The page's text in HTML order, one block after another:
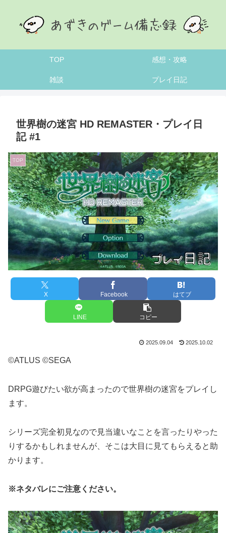
TOP 感想・攻略
雑談 プレイ日記
世界樹の迷宮 HD REMASTER・プレイ日
記 #1
TOP
X Facebook はてブ
LINE コピー
2025.09.04 2025.10.02
©ATLUS ©SEGA
DRPG遊びたい欲が高まったので世界樹の迷宮をプレイし
ます。
シリーズ完全初見なので見当違いなことを言ったりやった
りするかもしれませんが、そこは大目に見てもらえると助
かります。
※ネタバレにご注意ください。